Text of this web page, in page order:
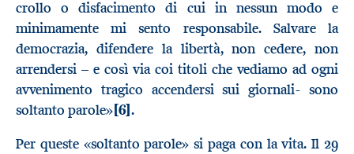
crollo o disfacimento di cui in nessun modo e
minimamente mi sento responsabile. Salvare la
democrazia, difendere la libertà, non cedere, non
arrendersi – e così via coi titoli che vediamo ad ogni
avvenimento tragico accendersi sui giornali- sono
soltanto parole»[6].
Per queste «soltanto parole» si paga con la vita. Il 29